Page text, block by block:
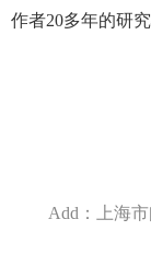
作者20多年的研究
Add：上海